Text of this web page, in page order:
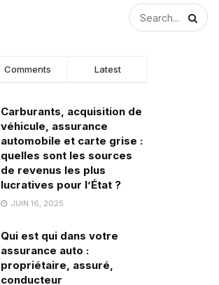
Comments Latest
Carburants, acquisition de
véhicule, assurance
automobile et carte grise :
quelles sont les sources
de revenus les plus
lucratives pour l’État ?
JUIN 16, 2025
Qui est qui dans votre
assurance auto :
propriétaire, assuré,
conducteur